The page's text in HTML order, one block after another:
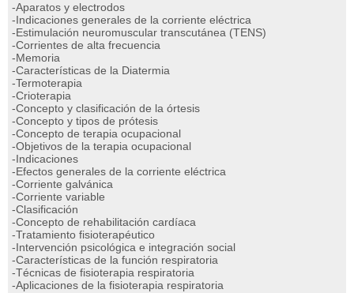
-Aparatos y electrodos
-Indicaciones generales de la corriente eléctrica
-Estimulación neuromuscular transcutánea (TENS)
-Corrientes de alta frecuencia
-Memoria
-Características de la Diatermia
-Termoterapia
-Crioterapia
-Concepto y clasificación de la órtesis
-Concepto y tipos de prótesis
-Concepto de terapia ocupacional
-Objetivos de la terapia ocupacional
-Indicaciones
-Efectos generales de la corriente eléctrica
-Corriente galvánica
-Corriente variable
-Clasificación
-Concepto de rehabilitación cardíaca
-Tratamiento fisioterapéutico
-Intervención psicológica e integración social
-Características de la función respiratoria
-Técnicas de fisioterapia respiratoria
-Aplicaciones de la fisioterapia respiratoria